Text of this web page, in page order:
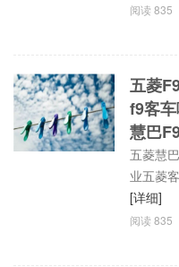
阅读835
五菱
f9客
慧巴
五菱慧
业五菱
[详细]
阅读835